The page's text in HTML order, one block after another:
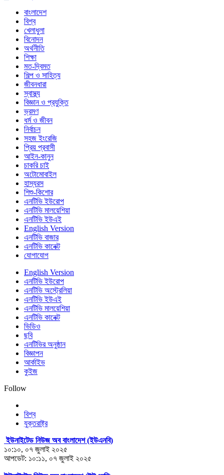
বাংলাদেশ
বিশ্ব
খেলাধুলা
বিনোদন
অর্থনীতি
শিক্ষা
মত-দ্বিমত
শিল্প ও সাহিত্য
জীবনধারা
স্বাস্থ্য
বিজ্ঞান ও প্রযুক্তি
ভ্রমণ
ধর্ম ও জীবন
নির্বাচন
সহজ ইংরেজি
প্রিয় প্রবাসী
আইন-কানুন
চাকরি চাই
অটোমোবাইল
হাস্যরস
শিশু-কিশোর
এনটিভি ইউরোপ
এনটিভি মালয়েশিয়া
এনটিভি ইউএই
English Version
এনটিভি বাজার
এনটিভি কানেক্ট
যোগাযোগ
English Version
এনটিভি ইউরোপ
এনটিভি অস্ট্রেলিয়া
এনটিভি ইউএই
এনটিভি মালয়েশিয়া
এনটিভি কানেক্ট
ভিডিও
ছবি
এনটিভির অনুষ্ঠান
বিজ্ঞাপন
আর্কাইভ
কুইজ
Follow
বিশ্ব
যুক্তরাষ্ট্র
ইউনাইটেড নিউজ অব বাংলাদেশ (ইউএনবি)
১০:১০, ০৭ জুলাই ২০২৫
আপডেট: ১০:১১, ০৭ জুলাই ২০২৫